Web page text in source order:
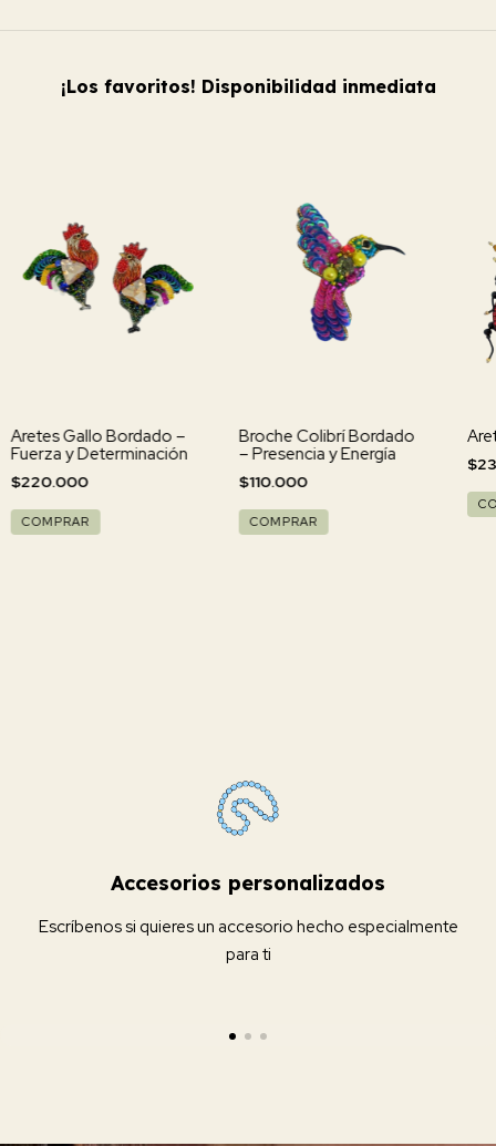
¡Los favoritos! Disponibilidad inmediata
Aretes Gallo Bordado –
Fuerza y Determinación
$220.000
Broche Colibrí Bordado
– Presencia y Energía
$110.000
Accesorios personalizados
Escríbenos si quieres un accesorio hecho especialmente
para ti